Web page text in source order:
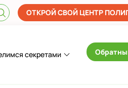
ОТКРОЙ СВОЙ ЦЕНТР
секретами